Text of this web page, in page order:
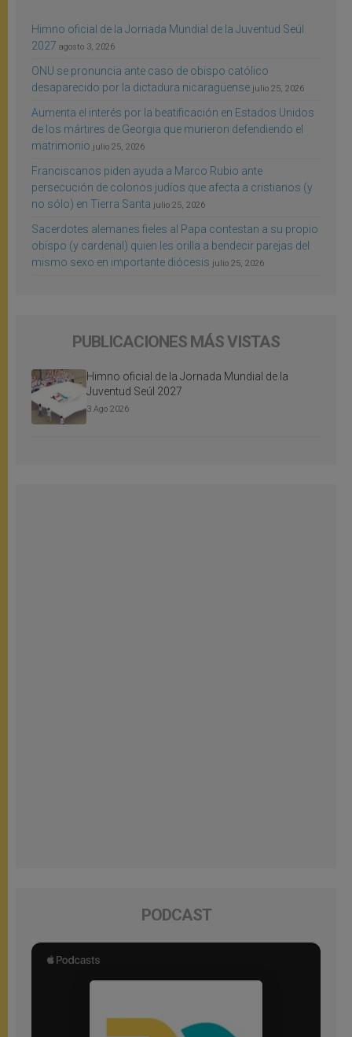
Himno oficial de la Jornada Mundial de la Juventud Seúl
2027 agosto 3, 2026
ONU se pronuncia ante caso de obispo católico
desaparecido por la dictadura nicaragüense julio 25, 2026
Aumenta el interés por la beatificación en Estados Unidos
de los mártires de Georgia que murieron defendiendo el
matrimonio julio 25, 2026
Franciscanos piden ayuda a Marco Rubio ante
persecución de colonos judíos que afecta a cristianos (y
no sólo) en Tierra Santa julio 25, 2026
Sacerdotes alemanes fieles al Papa contestan a su propio
obispo (y cardenal) quien les orilla a bendecir parejas del
mismo sexo en importante diócesis julio 25, 2026
PUBLICACIONES MÁS VISTAS
Himno oficial de la Jornada Mundial de la
Juventud Seúl 2027
3 Ago 2026
PODCAST